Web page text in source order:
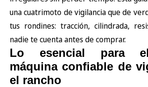
una cuatrimoto de vigilancia que de
tus rondines: tracción, cilindrada,
nadie te cuenta antes de comprar.
Lo esencial para
máquina confiable de
el rancho